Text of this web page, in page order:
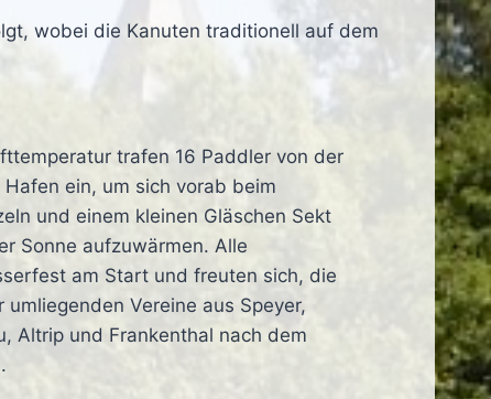
wobei die Kanuten traditionell auf dem
trafen 16 Paddler von der
ein, um sich vorab beim
und einem kleinen Gläschen Sekt
Sonne aufzuwärmen. Alle
am Start und freuten sich, die
Vereine aus Speyer,
Altrip und Frankenthal nach dem